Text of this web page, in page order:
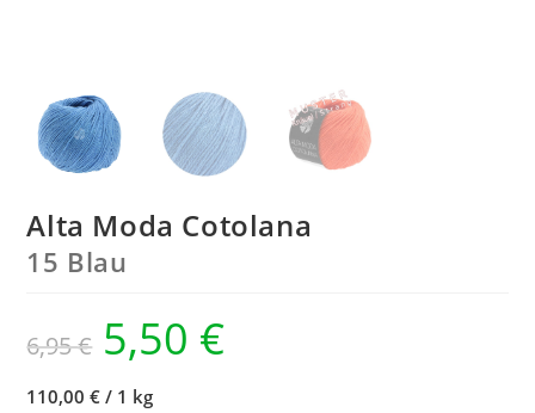
Alta Moda Cotolana
15 Blau
6,95€ 5,50 €
110,00 € / 1 kg